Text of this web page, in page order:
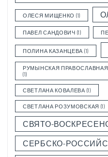
ОЛЕСЯ МИЩЕНКО (1)
ПАВЕЛ САНДОВИЧ (1)
ПОЛИНА КАЗАНЦЕВА (1)
РУМЫНСКАЯ
(1)
СВЕТЛАНА КОВАЛЕВА (1)
СВЕТЛАНА РОЗУМОВСКАЯ (1)
СВЯТО-
СЕРБСКО-